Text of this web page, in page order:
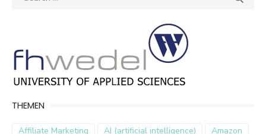
THEMEN
Affiliate Marketing AI (artificial intelligence) Amazon